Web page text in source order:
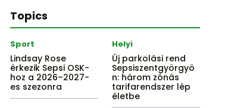
Topics
Sport
Lindsay Rose
érkezik Sepsi OSK-
hoz a 2026–2027-
es szezonra
Helyi
Új parkolási rend
Sepsiszentgyörgyö
n: három zónás
tarifarendszer lép
életbe